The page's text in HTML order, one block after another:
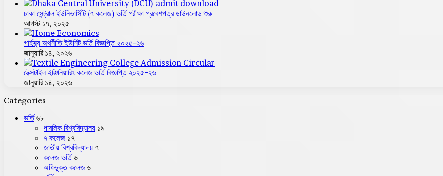
ঢাকা সেন্ট্রাল ইউনিভার্সিটি (৭ কলেজ) ভর্তি পরীক্ষা প্রবেশপত্র ডাউনলোড শুরু
আগস্ট ১৭, ২০২৫
গার্হস্থ্য অর্থনীতি ইউনিট ভর্তি বিজ্ঞপ্তি ২০২৫-২৬
জানুয়ারি ১৪, ২০২৬
টেক্সটাইল ইঞ্জিনিয়ারিং কলেজ ভর্তি বিজ্ঞপ্তি ২০২৫-২৬
জানুয়ারি ১৪, ২০২৬
Categories
ভর্তি ৬৮
পাবলিক বিশ্ববিদ্যালয় ১৯
৭ কলেজ ১৭
জাতীয় বিশ্ববিদ্যালয় ৭
কলেজ ভর্তি ৬
অধিভুক্ত কলেজ ৬